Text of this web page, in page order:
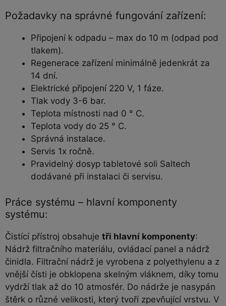
Požadavky na správné fungování zařízení:
Připojení k odpadu – max do 10 m (odpad pod
tlakem).
Regenerace zařízení minimálně jedenkrát za
14 dní.
Elektrické připojení 220 V, 1 fáze.
Tlak vody 3-6 bar.
Teplota místnosti nad 0 ° C.
Teplota vody do 25 ° C.
Správná instalace.
Servis 1x ročně.
Pravidelný dosyp tabletové soli Saltech
dodávané při instalaci či servisu.
Práce systému – hlavní komponenty
systému:
Čistící přístroj obsahuje tři hlavní komponenty:
Nádrž filtračního materiálu, ovládací panel a nádrž
činidla. Filtrační nádrž je vyrobena z polyethylenu a z
vnější čísti je obklopena skelným vláknem, díky tomu
vydrží tlak až do 10 atmosfér. Do nádrže je nasypán
štěrk o různé velikosti, který tvoří zpevňující vrstvu. V